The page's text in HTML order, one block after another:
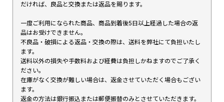
だければ、良品と交換または返品を賜ります。
一度ご利用になられた商品、商品到着後5日以上経過した場合の返
品はお受けできません。
不良品・破損による返品・交換の際は、送料を弊社にて負担いたし
ます。
送料以外の損失や手数料および経費は負担しかねますのでご了承く
ださい。
在庫がなく交換が難しい場合は、返金させていただく場合もござい
ます。
返金の方法は銀行振込または郵便振替のみとさせていただきます。